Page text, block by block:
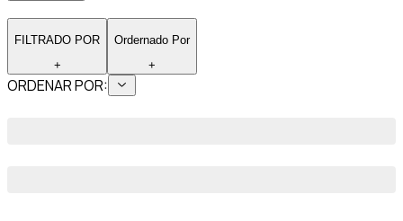
FILTRADO POR
+
Ordernado Por
+
ORDENAR POR: